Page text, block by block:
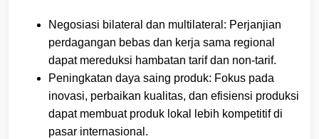
Negosiasi bilateral dan multilateral: Perjanjian
perdagangan bebas dan kerja sama regional
dapat mereduksi hambatan tarif dan non-tarif.
Peningkatan daya saing produk: Fokus pada
inovasi, perbaikan kualitas, dan efisiensi produksi
dapat membuat produk lokal lebih kompetitif di
pasar internasional.